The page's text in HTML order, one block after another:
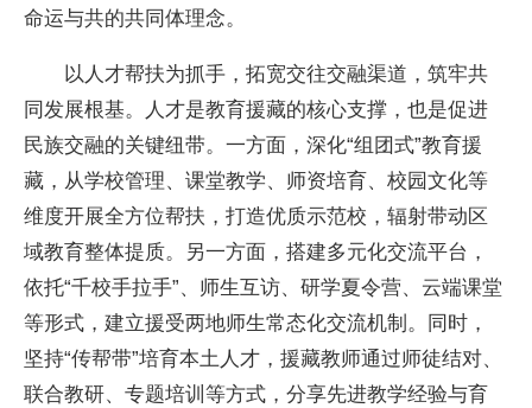
命运与共的共同体理念。
以人才帮扶为抓手，拓宽交往交融渠道，筑牢共
同发展根基。人才是教育援藏的核心支撑，也是促进
民族交融的关键纽带。一方面，深化“组团式”教育援
藏，从学校管理、课堂教学、师资培育、校园文化等
维度开展全方位帮扶，打造优质示范校，辐射带动区
域教育整体提质。另一方面，搭建多元化交流平台，
依托“千校手拉手”、师生互访、研学夏令营、云端课堂
等形式，建立援受两地师生常态化交流机制。同时，
坚持“传帮带”培育本土人才，援藏教师通过师徒结对、
联合教研、专题培训等方式，分享先进教学经验与育